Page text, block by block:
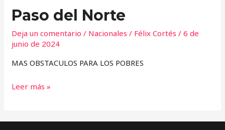
Paso del Norte
Deja un comentario / Nacionales / Félix Cortés/6 de
junio de 2024
MAS OBSTACULOS PARA LOS POBRES
Leer más »